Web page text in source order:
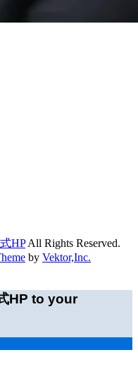
HPAll Rights Reserved.
by Vektor,Inc.
HP to your